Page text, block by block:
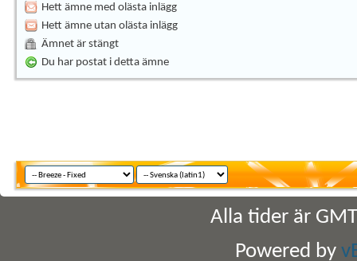
Hett ämne med olästa inlägg
Hett ämne utan olästa inlägg
Ämnet är stängt
Du har postat i detta ämne
Alla tider är
Powered by